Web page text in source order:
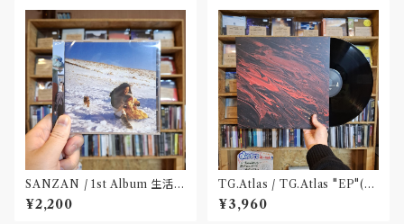
SANZAN / 1st Album 生活の
名残(CD)〝静岡県三島市〟
¥2,200
TG.Atlas / TG.Atlas "EP"(12
inch)〝旭川〟
¥3,960